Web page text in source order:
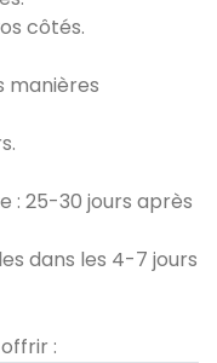
côtés.
manières
: 25-30 jours après
dans les 4-7 jours
: